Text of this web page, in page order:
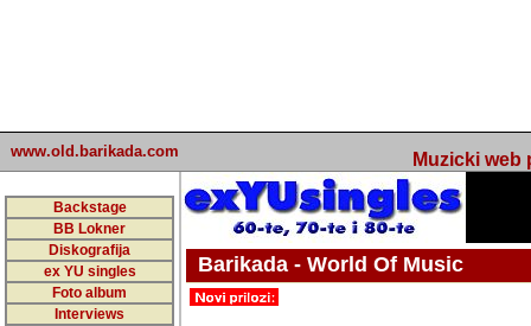
www.old.barikada.com Muzicki web
Backstage
BB Lokner
Diskografija
ex YU singles
Foto album
Interviews
Barikada - World Of Music